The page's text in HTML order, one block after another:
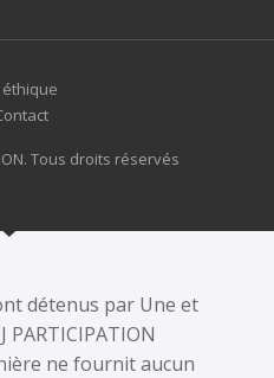
Tous droits réservés
éthique
détenus par Une et
PARTICIPATION
ne fournit aucun